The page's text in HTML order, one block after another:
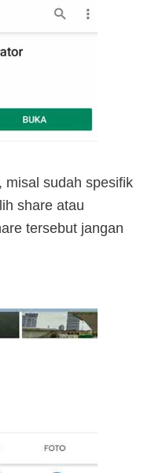
misal sudah spesifik
share atau
tersebut jangan